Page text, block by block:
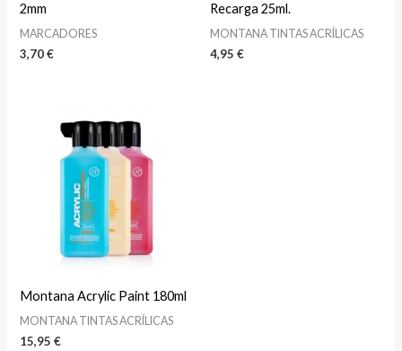
2mm
MARCADORES
3,70€
Recarga 25ml.
MONTANA TINTAS ACRÍLICAS
4,95 €
Montana Acrylic Paint 180ml
MONTANA TINTAS ACRÍLICAS
15,95€